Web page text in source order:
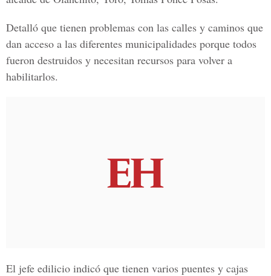
Detalló que tienen problemas con las calles y caminos que
dan acceso a las diferentes municipalidades porque todos
fueron destruidos y necesitan recursos para volver a
habilitarlos.
El jefe edilicio indicó que tienen varios puentes y cajas